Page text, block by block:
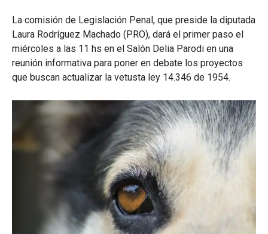
La comisión de Legislación Penal, que preside la diputada
Laura Rodríguez Machado (PRO), dará el primer paso el
miércoles a las 11 hs en el Salón Delia Parodi en una
reunión informativa para poner en debate los proyectos
que buscan actualizar la vetusta ley 14.346 de 1954.